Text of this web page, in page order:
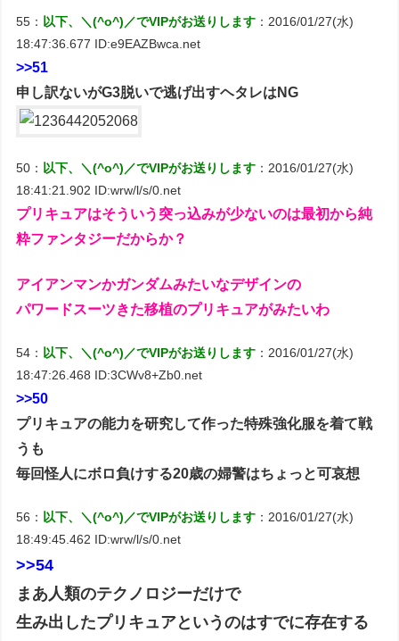
55： 以下、＼(^o^)／でVIPがお送りします ：2016/01/27(水)
18:47:36.677 ID:e9EAZBwca.net
>>51
申し訳ないがG3脱いで逃げ出すヘタレはNG
50： 以下、＼(^o^)／でVIPがお送りします ：2016/01/27(水)
18:41:21.902 ID:wrw/l/s/0.net
プリキュアはそういう突っ込みが少ないのは最初から純
粋ファンタジーだからか？
アイアンマンかガンダムみたいなデザインの
パワードスーツきた移植のプリキュアがみたいわ
54： 以下、＼(^o^)／でVIPがお送りします ：2016/01/27(水)
18:47:26.468 ID:3CWv8+Zb0.net
>>50
プリキュアの能力を研究して作った特殊強化服を着て戦
うも
毎回怪人にボロ負けする20歳の婦警はちょっと可哀想
56： 以下、＼(^o^)／でVIPがお送りします ：2016/01/27(水)
18:49:45.462 ID:wrw/l/s/0.net
>>54
まあ人類のテクノロジーだけで
生み出したプリキュアというのはすでに存在する